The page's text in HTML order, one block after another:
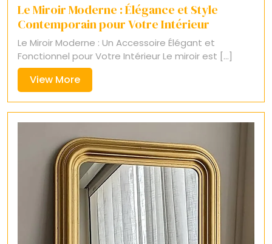
Le Miroir Moderne : Élégance et Style
Contemporain pour Votre Intérieur
Le Miroir Moderne : Un Accessoire Élégant et
Fonctionnel pour Votre Intérieur Le miroir est [...]
View MoreView
More